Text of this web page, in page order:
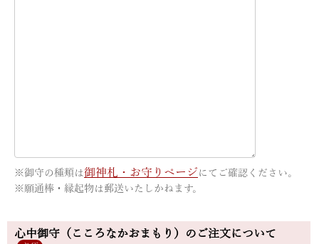
※御守の種類は御神札・お守りページ にてご確認ください。
※願通棒・縁起物は郵送いたしかねます。
心中御守（こころなかおまもり）のご注文について